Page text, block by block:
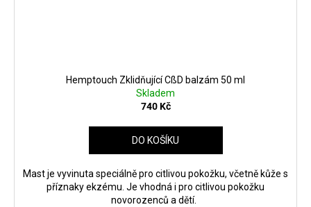
Hemptouch Zklidňující CßD balzám 50 ml
Skladem
740 Kč
DO KOŠÍKU
Mast je vyvinuta speciálně pro citlivou pokožku, včetně kůže s
příznaky ekzému. Je vhodná i pro citlivou pokožku
novorozenců a dětí.